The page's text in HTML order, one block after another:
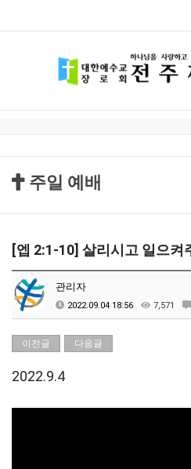
주일 예배
[엡 2:1-10] 살리시고 일으켜
관리자
2022.09.04 18:56 7,571
이전글 다음글
2022.9.4